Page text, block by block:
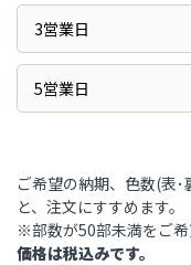
3営業日
5営業日
ご希望の納期、色数(表
と、注文にすすめます。
※部数が50部未満をご希
価格は税込みです。